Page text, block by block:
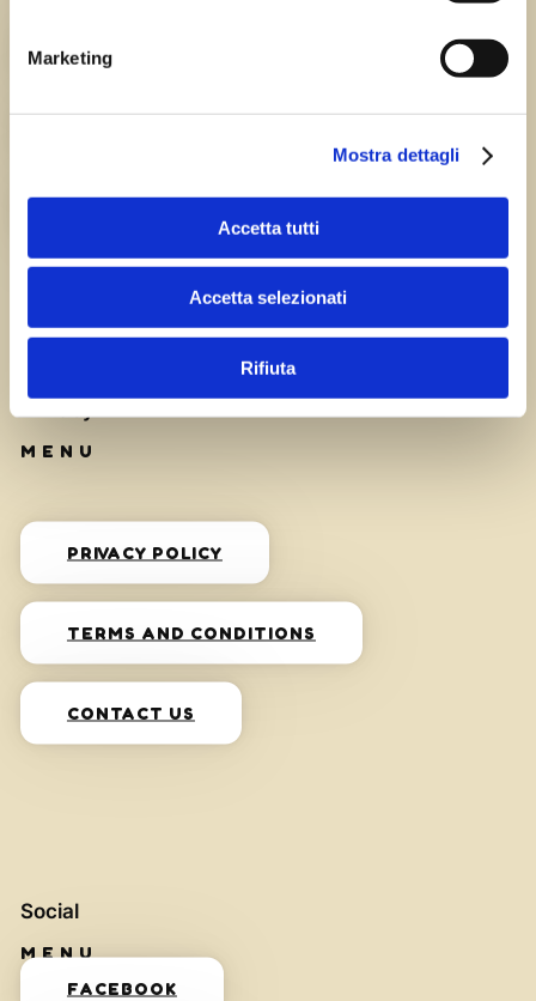
Marketing
Mostra dettagli
Accetta tutti
Accetta selezionati
Rifiuta
TEAM
PRIVACY POLICY
TERMS AND CONDITIONS
CONTACT US
Social
FACEBOOK